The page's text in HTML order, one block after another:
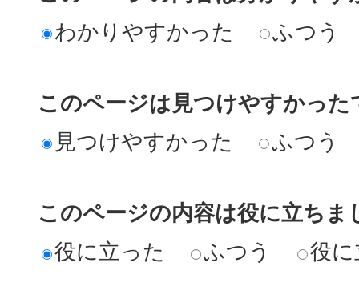
わかりやすかった
ふつう
このページは見つけやすかった
見つけやすかった
ふつう
このページの内容は役に立ちま
役に立った
ふつう 役